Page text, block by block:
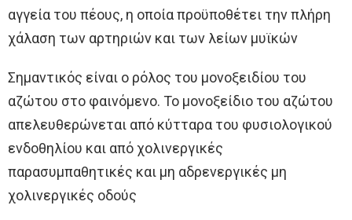
αγγεία του πέους, η οποία προϋποθέτει την πλήρη
χάλαση των αρτηριών και των λείων μυϊκών
Σημαντικός είναι ο ρόλος του μονοξειδίου του
αζώτου στο φαινόμενο. Το μονοξείδιο του αζώτου
απελευθερώνεται από κύτταρα του φυσιολογικού
ενδοθηλίου και από χολινεργικές
παρασυμπαθητικές και μη αδρενεργικές μη
χολινεργικές οδούς